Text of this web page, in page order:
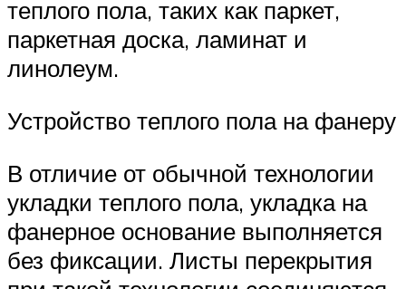
теплого пола, таких как паркет,
паркетная доска, ламинат и
линолеум.
Устройство теплого пола на фанеру
В отличие от обычной технологии
укладки теплого пола, укладка на
фанерное основание выполняется
без фиксации. Листы перекрытия